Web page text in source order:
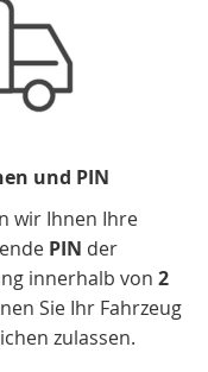
und PIN
wir Ihnen Ihre
PIN der
innerhalb von 2
Sie Ihr Fahrzeug
zulassen.